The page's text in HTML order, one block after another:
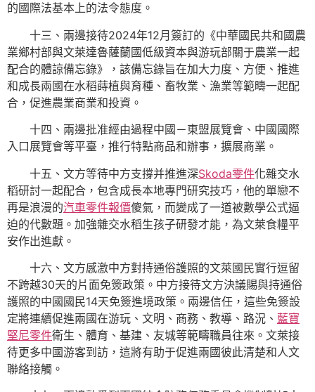
的國際法基本上的法令態度。
十三、兩邊接待2024年12月簽訂的《中華國民共和國農
業鄉村部與文萊達魯薩蘭國低級資本與游玩部關于農業一起
配合的體諒備忘錄》，該備忘錄旨在加大力度、方便、推進
和成長兩國在水稻蒔植與育種、畜牧業、漁業等範疇一起配
合，促進農業商業和投資。
十四、兩邊批准經由過程中國－東盟展覽會、中國國際
入口展覽會等平臺，推行特點商品和辦事，擴展商業。
十五、文方等待中方支撐并推進深Skoda零件化雜交水
稻研討一起配合，包含成長本地專門研究技巧，他的單戀不
再是浪漫的汽車零件報價傻氣，而變成了一道被數學公式逼
迫的代數題。加強雜交水稻生孩子研發才能，為文萊食糧平
安作出進獻。
十六、文方感激中方對持通俗護照的文萊國民實行逗留
不跨越30天的片面免簽政策。中方接待文方決議賜與持通俗
護照的中國國民14天免簽進境政策。兩邊信任，這些免簽設
定將連續促進兩國在游玩、文明、商務、教導、路況、 藍寶
堅尼零件衛生、體育、基建、友城等範疇職員往來。文萊接
待更多中國游客到訪，這將有助于促進兩國彼此清楚和人文
聯絡接觸。